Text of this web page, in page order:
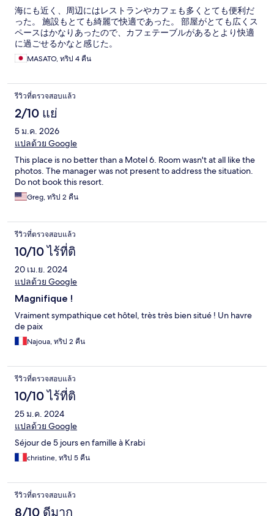
海にも近く、周辺にはレストランやカフェも多くとても便利だ
った。 施設もとても綺麗で快適であった。 部屋がとても広くス
ペースはかなりあったので、カフェテーブルがあるとより快適
に過ごせるかなと感じた。
MASATO, ทริป 4 คืน
รีวิวที่ตรวจสอบแล้ว
2/10 แย่
5 ม.ค. 2026
แปลด้วย Google
This place is no better than a Motel 6. Room wasn't at all like the
photos. The manager was not present to address the situation.
Do not book this resort.
Greg, ทริป 2 คืน
รีวิวที่ตรวจสอบแล้ว
10/10 ไร้ที่ติ
20 เม.ย. 2024
แปลด้วย Google
Magnifique !
Vraiment sympathique cet hôtel, très très bien situé ! Un havre
de paix
Najoua, ทริป 2 คืน
รีวิวที่ตรวจสอบแล้ว
10/10 ไร้ที่ติ
25 ม.ค. 2024
แปลด้วย Google
Séjour de 5 jours en famille à Krabi
christine, ทริป 5 คืน
รีวิวที่ตรวจสอบแล้ว
8/10 ดีมาก